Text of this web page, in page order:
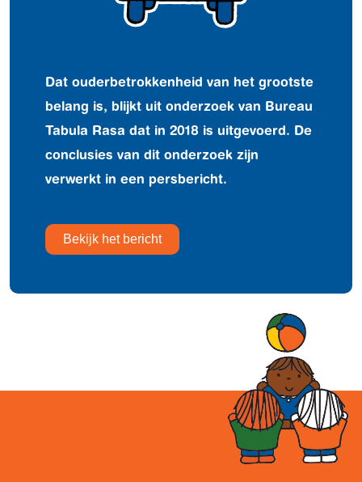
Dat ouderbetrokkenheid van het grootste
belang is, blijkt uit onderzoek van Bureau
Tabula Rasa dat in 2018 is uitgevoerd. De
conclusies van dit onderzoek zijn
verwerkt in een persbericht.
Bekijk het bericht